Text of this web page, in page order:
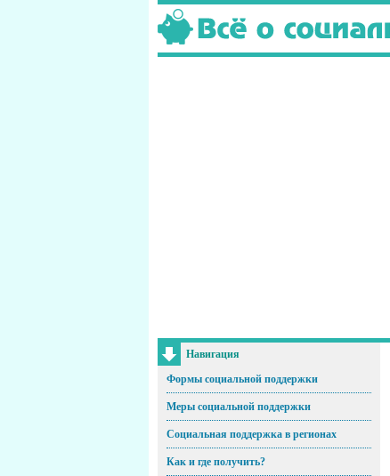
Навигация
Формы социальной поддержки
Меры социальной поддержки
Социальная поддержка в регионах
Как и где получить?